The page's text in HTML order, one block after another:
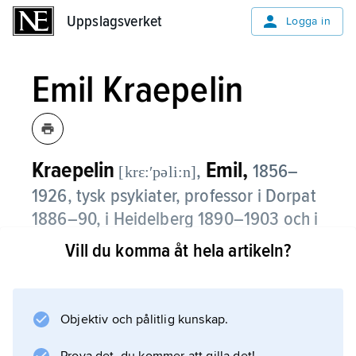
Uppslagsverket Logga in
Emil Kraepelin
Kraepelin [krɛ:ʹpəli:n], Emil, 1856–
1926, tysk psykiater, professor i Dorpat
1886–90, i Heidelberg 1890–1903 och i
München från 1903.
känd för sin systematiska kartläggning av
Vill du komma åt hela artikeln?
Objektiv och pålitlig kunskap.